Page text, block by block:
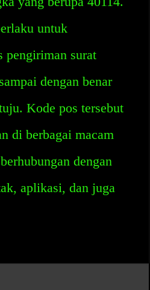
untuk
pengiriman surat
dengan benar
Kode pos tersebut
di berbagai macam
dengan
aplikasi, dan juga